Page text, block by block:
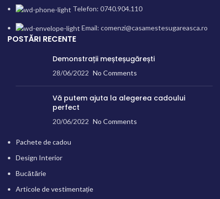
Telefon: 0740.904.110
Email: comenzi@casamestesugareasca.ro
POSTĂRI RECENTE
Demonstrații meșteșugărești
28/06/2022 No Comments
Vă putem ajuta la alegerea cadoului
perfect
20/06/2022 No Comments
Pachete de cadou
Design Interior
Bucătărie
Articole de vestimentație